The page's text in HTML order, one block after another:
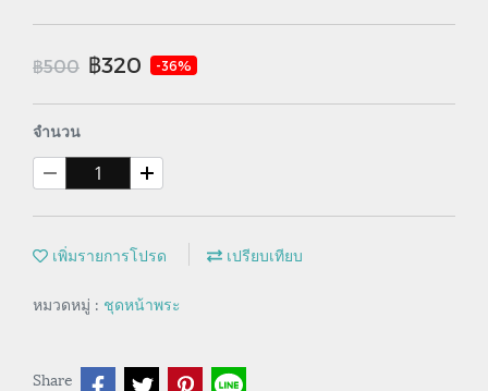
฿500 ฿320 -36%
จำนวน
เพิ่มรายการโปรด เปรียบเทียบ
หมวดหมู่ : ชุดหน้าพระ
Share